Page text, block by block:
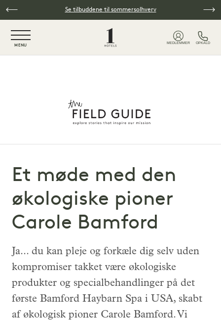
Spring til hovedindholdSe tilbuddene til sommersolhverv
MENU
MEDLEMMER OPKALD
Et møde med den
økologiske pioner
Carole Bamford
Ja... du kan pleje og forkæle dig selv uden
kompromiser takket være økologiske
produkter og specialbehandlinger på det
første Bamford Haybarn Spa i USA, skabt
af økologisk pioner Carole Bamford. Vi